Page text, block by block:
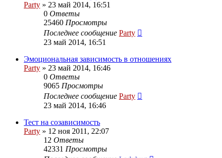
Party » 23 май 2014, 16:51
0 Ответы
25460 Просмотры
Последнее сообщение Party
23 май 2014, 16:51
Эмоциональная зависимость в отношениях
Party » 23 май 2014, 16:46
0 Ответы
9065 Просмотры
Последнее сообщение Party
23 май 2014, 16:46
Тест на созависимость
Party » 12 ноя 2011, 22:07
12 Ответы
42331 Просмотры